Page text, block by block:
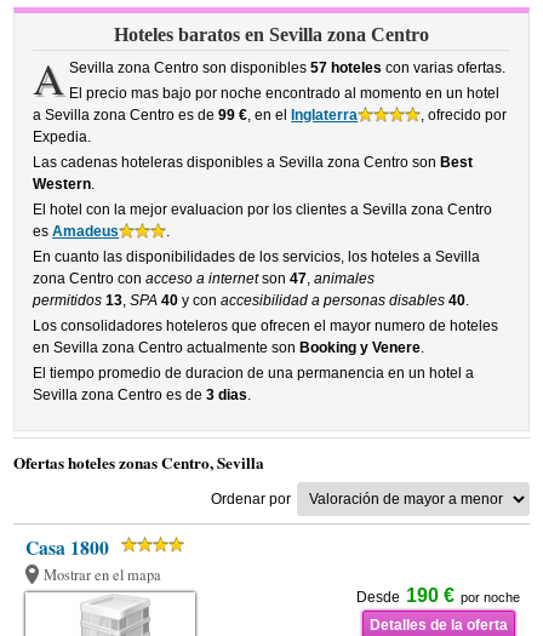
Hoteles baratos en Sevilla zona Centro
A Sevilla zona Centro son disponibles 57 hoteles con varias ofertas.
El precio mas bajo por noche encontrado al momento en un hotel
a Sevilla zona Centro es de99 €, en el Inglaterra
, ofrecido por
Expedia.
Las cadenas hoteleras disponibles a Sevilla zona Centro son Best
Western.
El hotel con la mejor evaluacion por los clientes a Sevilla zona Centro
esAmadeus
.
En cuanto las disponibilidades de los servicios, los hoteles a Sevilla
zona Centro conacceso a internetson47,animales
permitidos 13,SPA 40 y conaccesibilidad a personas disables 40.
Los consolidadores hoteleros que ofrecen el mayor numero de hoteles
en Sevilla zona Centro actualmente son Booking y Venere.
El tiempo promedio de duracion de una permanencia en un hotel a
Sevilla zona Centro es de3 dias.
Ofertas hoteles zonas Centro, Sevilla
Ordenar por
Casa 1800
Mostrar en el mapa
Desde 190 € por noche
Detalles de la oferta